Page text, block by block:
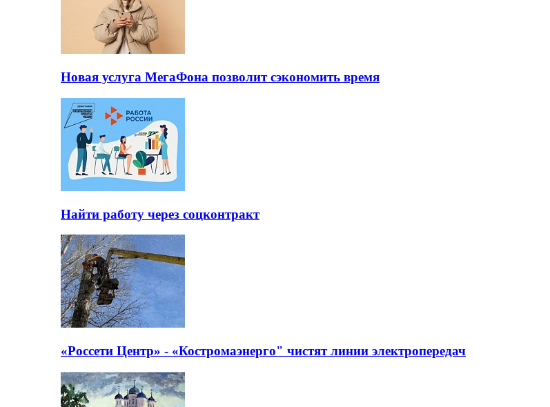
Новая услуга МегаФона позволит сэкономить время
Найти работу через соцконтракт
«Россети Центр» - «Костромаэнерго" чистят линии электропередач